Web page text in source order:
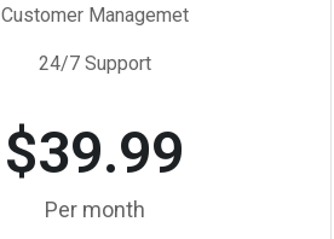
Customer Managemet
24/7 Support
$39.99
Per month